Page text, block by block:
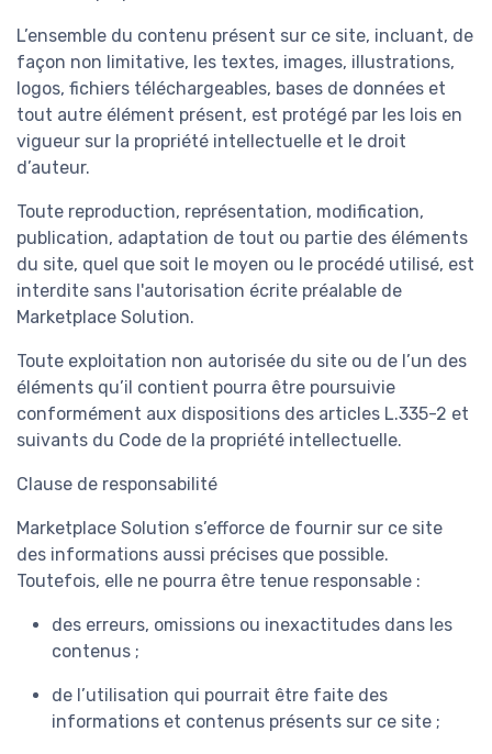
L’ensemble du contenu présent sur ce site, incluant, de
façon non limitative, les textes, images, illustrations,
logos, fichiers téléchargeables, bases de données et
tout autre élément présent, est protégé par les lois en
vigueur sur la propriété intellectuelle et le droit
d’auteur.
Toute reproduction, représentation, modification,
publication, adaptation de tout ou partie des éléments
du site, quel que soit le moyen ou le procédé utilisé, est
interdite sans l'autorisation écrite préalable de
Marketplace Solution.
Toute exploitation non autorisée du site ou de l’un des
éléments qu’il contient pourra être poursuivie
conformément aux dispositions des articles L.335-2 et
suivants du Code de la propriété intellectuelle.
Clause de responsabilité
Marketplace Solution s’efforce de fournir sur ce site
des informations aussi précises que possible.
Toutefois, elle ne pourra être tenue responsable :
des erreurs, omissions ou inexactitudes dans les
contenus ;
de l’utilisation qui pourrait être faite des
informations et contenus présents sur ce site ;